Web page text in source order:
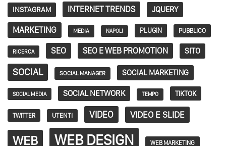
INSTAGRAM INTERNET TRENDS JQUERY
MARKETING MEDIA NAPOLI PLUGIN PUBBLICO
RICERCA SEO SEO E WEB PROMOTION SITO
SOCIAL SOCIAL MANAGER SOCIAL MARKETING
SOCIAL MEDIA SOCIAL NETWORK TEMPO TIKTOK
TWITTER UTENTI VIDEO VIDEO E SLIDE
WEB WEB DESIGN WEB MARKETING